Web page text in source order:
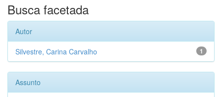
Busca facetada
Autor
1
Silvestre, Carina Carvalho
Assunto